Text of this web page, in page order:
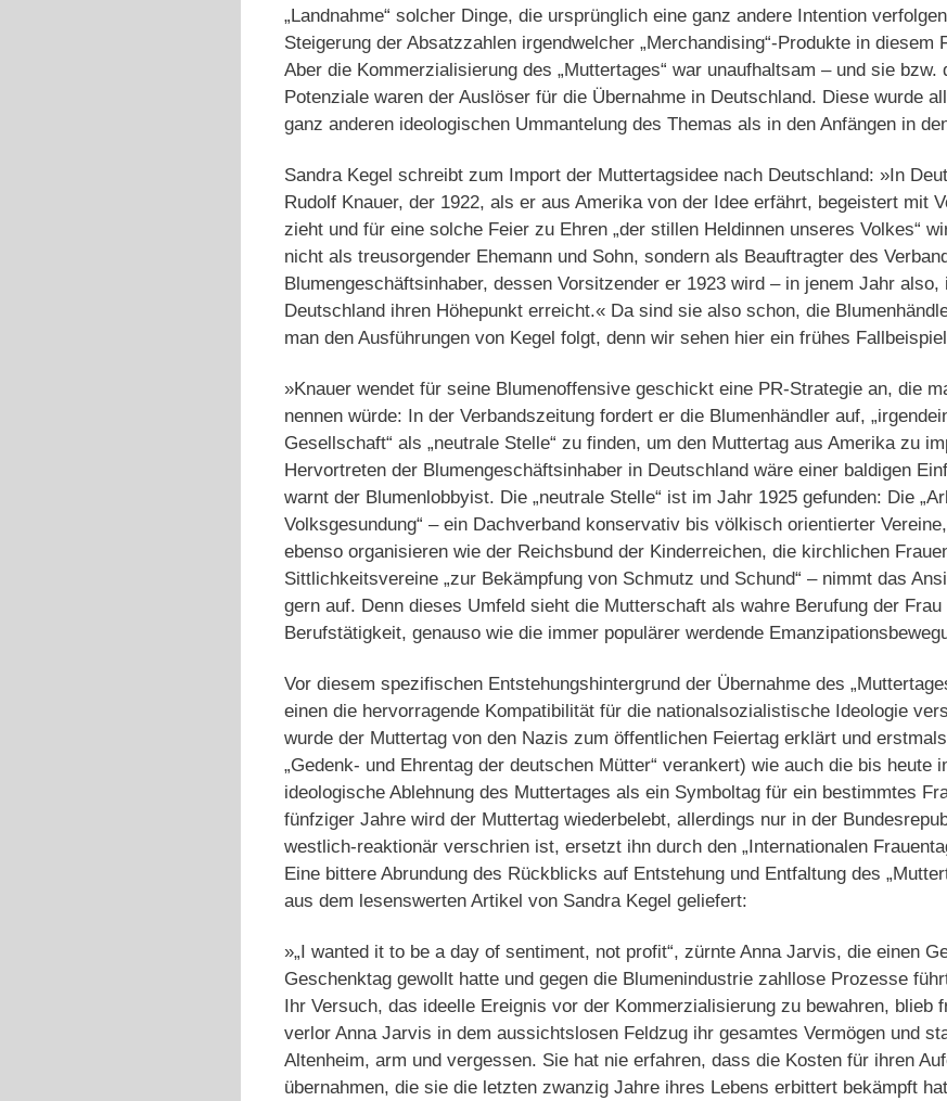
„Landnahme“ solcher Dinge, die ursprünglich eine ganz andere Intention
Steigerung der Absatzzahlen irgendwelcher „Merchandising“-Produkte in diesem
Aber die Kommerzialisierung des „Muttertages“ war unaufhaltsam – und sie bzw.
Potenziale waren der Auslöser für die Übernahme in Deutschland. Diese wurde
ganz anderen ideologischen Ummantelung des Themas als in den Anfängen in
Sandra Kegel schreibt zum Import der Muttertagsidee nach Deutschland: »In
Rudolf Knauer, der 1922, als er aus Amerika von der Idee erfährt, begeistert mit
zieht und für eine solche Feier zu Ehren „der stillen Heldinnen unseres Volkes“
nicht als treusorgender Ehemann und Sohn, sondern als Beauftragter des
Blumengeschäftsinhaber, dessen Vorsitzender er 1923 wird – in jenem Jahr
Deutschland ihren Höhepunkt erreicht.« Da sind sie also schon, die
man den Ausführungen von Kegel folgt, denn wir sehen hier ein frühes
»Knauer wendet für seine Blumenoffensive geschickt eine PR-Strategie an, die
nennen würde: In der Verbandszeitung fordert er die Blumenhändler auf,
Gesellschaft“ als „neutrale Stelle“ zu finden, um den Muttertag aus Amerika zu
Hervortreten der Blumengeschäftsinhaber in Deutschland wäre einer baldigen
warnt der Blumenlobbyist. Die „neutrale Stelle“ ist im Jahr 1925 gefunden: Die
Volksgesundung“ – ein Dachverband konservativ bis völkisch orientierter
ebenso organisieren wie der Reichsbund der Kinderreichen, die kirchlichen
Sittlichkeitsvereine „zur Bekämpfung von Schmutz und Schund“ – nimmt das
gern auf. Denn dieses Umfeld sieht die Mutterschaft als wahre Berufung der
Berufstätigkeit, genauso wie die immer populärer werdende
Vor diesem spezifischen Entstehungshintergrund der Übernahme des
einen die hervorragende Kompatibilität für die nationalsozialistische Ideologie
wurde der Muttertag von den Nazis zum öffentlichen Feiertag erklärt und
„Gedenk- und Ehrentag der deutschen Mütter“ verankert) wie auch die bis heute
ideologische Ablehnung des Muttertages als ein Symboltag für ein bestimmtes
fünfziger Jahre wird der Muttertag wiederbelebt, allerdings nur in der
westlich-reaktionär verschrien ist, ersetzt ihn durch den „Internationalen
Eine bittere Abrundung des Rückblicks auf Entstehung und Entfaltung des
aus dem lesenswerten Artikel von Sandra Kegel geliefert:
»„I wanted it to be a day of sentiment, not profit“, zürnte Anna Jarvis, die einen
Geschenktag gewollt hatte und gegen die Blumenindustrie zahllose Prozesse
Ihr Versuch, das ideelle Ereignis vor der Kommerzialisierung zu bewahren, blieb
verlor Anna Jarvis in dem aussichtslosen Feldzug ihr gesamtes Vermögen und
Altenheim, arm und vergessen. Sie hat nie erfahren, dass die Kosten für ihren
übernahmen, die sie die letzten zwanzig Jahre ihres Lebens erbittert bekämpft